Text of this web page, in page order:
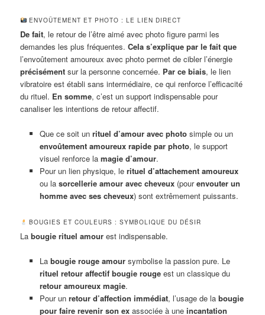
ENVOÛTEMENT ET PHOTO : LE LIEN DIRECT
De fait, le retour de l’être aimé avec photo figure parmi les
demandes les plus fréquentes.Cela s’explique par le fait que
l’envoûtement amoureux avec photo permet de cibler l’énergie
précisément sur la personne concernée. Par ce biais, le lien
vibratoire est établi sans intermédiaire, ce qui renforce l’efficacité
du rituel. En somme, c’est un support indispensable pour
canaliser les intentions de retour affectif.
Que ce soit un rituel d’amour avec photosimple ou un
envoûtement amoureux rapide par photo, le support
visuel renforce la magie d’amour.
Pour un lien physique, le rituel d’attachement amoureux
ou la sorcellerie amour avec cheveux(pourenvouter un
homme avec ses cheveux) sont extrêmement puissants.
BOUGIES ET COULEURS : SYMBOLIQUE DU DÉSIR
Labougie rituel amour est indispensable.
La bougie rouge amoursymbolise la passion pure. Le
rituel retour affectif bougie rougeest un classique du
retour amoureux magie.
Pour un retour d’affection immédiat, l’usage de la bougie
pour faire revenir son exassociée à une incantation